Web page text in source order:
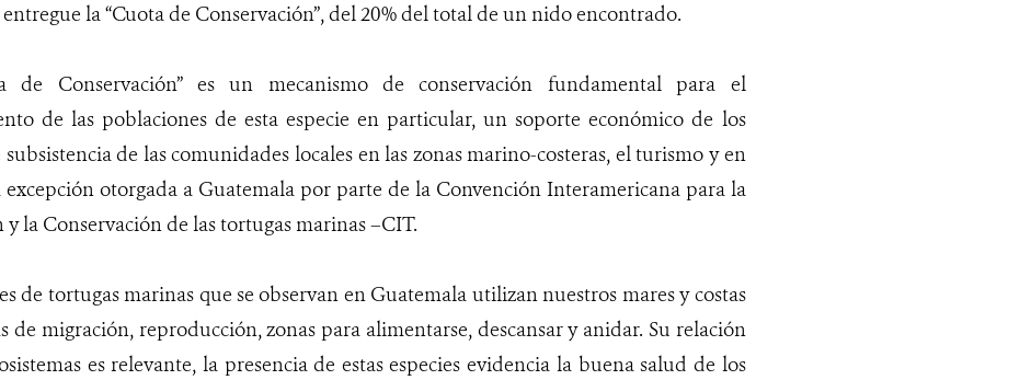
la “Cuota de Conservación”, del 20% del total de un nido encontrado.
de Conservación” es un mecanismo de conservación fundamental para el
de las poblaciones de esta especie en particular, un soporte económico de los
de las comunidades locales en las zonas marino-costeras, el turismo y en
excepción otorgada a Guatemala por parte de la Convención Interamericana para la
y la Conservación de las tortugas marinas –CIT.
de tortugas marinas que se observan en Guatemala utilizan nuestros mares y costas
de migración, reproducción, zonas para alimentarse, descansar y anidar. Su relación
es relevante, la presencia de estas especies evidencia la buena salud de los